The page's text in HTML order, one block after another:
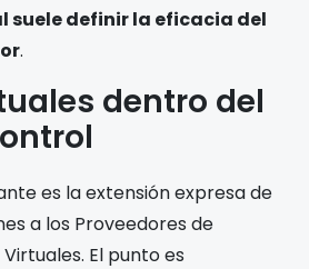
suele definir la eficacia del
.
dentro del
es la extensión expresa de
a los Proveedores de
El punto es